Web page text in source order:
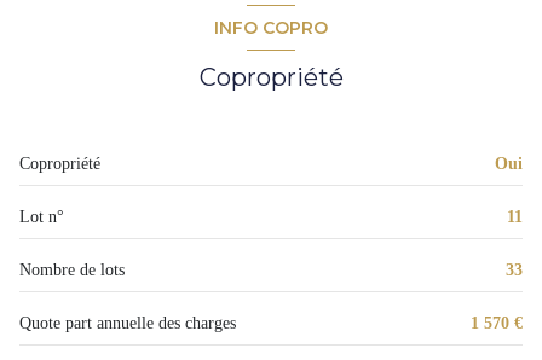
cuisine américaine (semi-équipée)
Chauffage individuel : chaudière (gaz)
2 étage(s)
INFO COPRO
Copropriété
Copropriété Oui
Lot n° 11
Nombre de lots 33
Quote part annuelle des charges 1 570 €